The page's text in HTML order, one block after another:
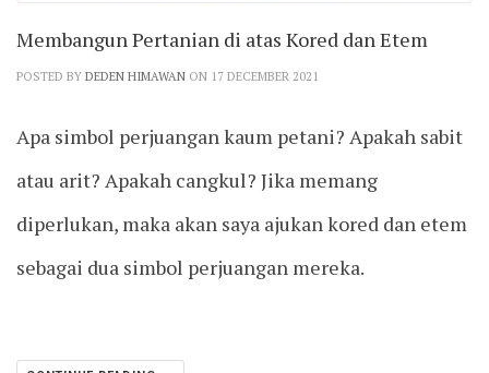
Membangun Pertanian di atas Kored dan Etem
POSTED BY DEDEN HIMAWAN ON 17 DECEMBER 2021
Apa simbol perjuangan kaum petani? Apakah sabit
atau arit? Apakah cangkul? Jika memang
diperlukan, maka akan saya ajukan kored dan etem
sebagai dua simbol perjuangan mereka.